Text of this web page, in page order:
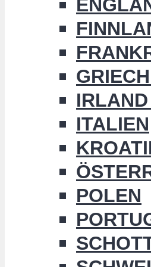
ITALIEN
POLEN